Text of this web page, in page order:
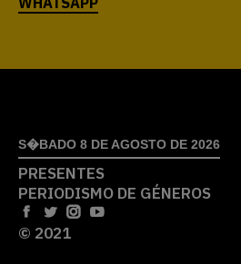
S�BADO 8 DE AGOSTO DE 2026
PRESENTES
PERIODISMO DE GÉNEROS
© 2021